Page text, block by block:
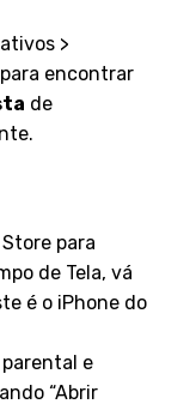
>
encontrar
de
para
de Tela, vá
é o iPhone do
parental e
“Abrir